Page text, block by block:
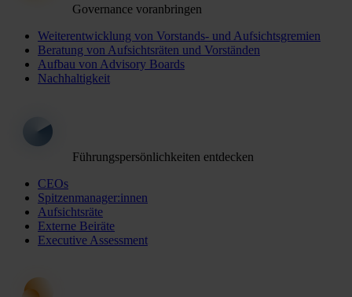
Governance voranbringen
Weiterentwicklung von Vorstands- und Aufsichtsgremien
Beratung von Aufsichtsräten und Vorständen
Aufbau von Advisory Boards
Nachhaltigkeit
Führungspersönlichkeiten entdecken
CEOs
Spitzenmanager:innen
Aufsichtsräte
Externe Beiräte
Executive Assessment